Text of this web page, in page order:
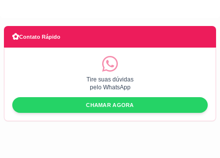
✿Contato Rápido
Tire suas dúvidas
pelo WhatsApp
CHAMAR AGORA